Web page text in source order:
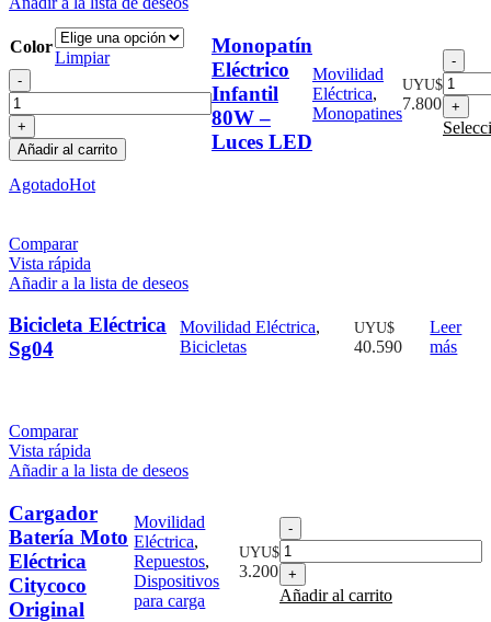
Color
Limpiar
Monopatín
Eléctrico
Infantil
80W
–
Luces
LED
Añadir al carrito
Monopatín
Eléctrico
Infantil
80W –
Luces LED
Movilidad
Eléctrica,
Monopatines
UYU$
7.800
–
AgotadoHot
Comparar
Vista rápida
Añadir a la lista de deseos
Bicicleta Eléctrica
Sg04
Movilidad Eléctrica,
Bicicletas
UYU$
40.590
Leer
más
Comparar
Vista rápida
Añadir a la lista de deseos
Cargador
Batería Moto
Eléctrica
Citycoco
Original
Movilidad
Eléctrica,
Repuestos,
Dispositivos
para carga
UYU$
3.200
Cargador
Batería
Moto
Eléctrica
Citycoco
Añadir al carrito